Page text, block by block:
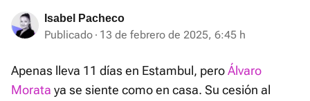
Isabel Pacheco
Publicado 13 de febrero de 2025, 6:45 h
Apenas lleva 11 días en Estambul, peroÁlvaro
Morata ya se siente como en casa. Su cesión al